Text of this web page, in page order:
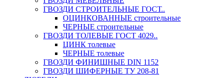
ГВОЗДИ СТРОИТЕЛЬНЫЕ ГОСТ..
ОЦИНКОВАННЫЕ строительные
ЧЕРНЫЕ строительные
ГВОЗДИ ТОЛЕВЫЕ ГОСТ 4029..
ЦИНК толевые
ЧЕРНЫЕ толевые
ГВОЗДИ ФИНИШНЫЕ DIN 1152
ГВОЗДИ ШИФЕРНЫЕ ТУ 208-81